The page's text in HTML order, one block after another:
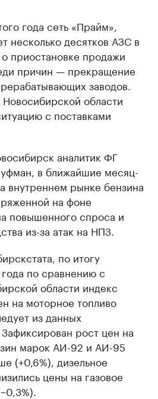
года сеть «Прайм»,
несколько десятков АЗС в
приостановке продажи
причин — прекращение
заводов.
области
с поставками
аналитик ФГ
в ближайшие месяц-
внутреннем рынке бензина
на фоне
повышенного спроса и
из-за атак на НПЗ.
по итогу
по сравнению с
области индекс
на моторное топливо
из данных
рост цен на
марок АИ-92 и АИ-95
(+0,6%), дизельное
цены на газовое